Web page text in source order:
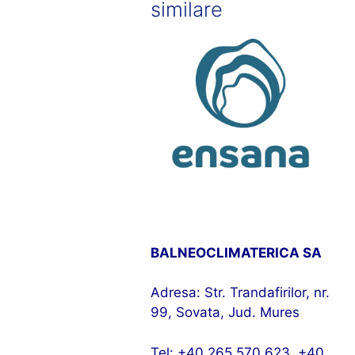
similare
BALNEOCLIMATERICA SA
Adresa: Str. Trandafirilor, nr.
99, Sovata, Jud. Mures